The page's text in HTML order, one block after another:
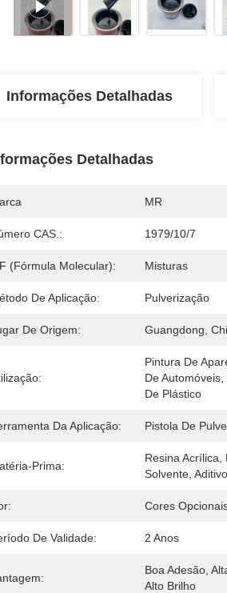
Informações Detalhadas
Detalhadas
MR
CAS.: 1979/10/7
(Fórmula Molecular): Misturas
De Aplicação: Pulverização
De Origem: Guangdong,
Pintura De
De
De Plástico
Da Aplicação: Pistola De
Prima:
Resina Acrílica,
Solvente,
Cores
De Validade: 2 Anos
Boa Adesão,
Alto Brilho